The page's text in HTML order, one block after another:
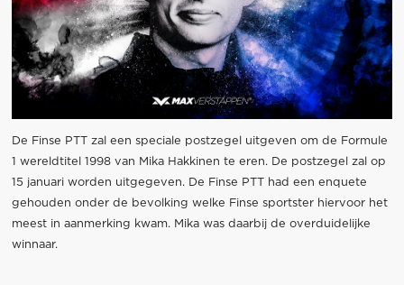
De Finse PTT zal een speciale postzegel uitgeven om de Formule
1 wereldtitel 1998 van Mika Hakkinen te eren. De postzegel zal op
15 januari worden uitgegeven. De Finse PTT had een enquete
gehouden onder de bevolking welke Finse sportster hiervoor het
meest in aanmerking kwam. Mika was daarbij de overduidelijke
winnaar.